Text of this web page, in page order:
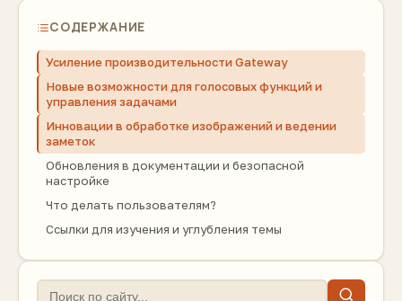
СОДЕРЖАНИЕ
Усиление производительности Gateway
Новые возможности для голосовых функций и
управления задачами
Инновации в обработке изображений и ведении
заметок
Обновления в документации и безопасной
настройке
Что делать пользователям?
Ссылки для изучения и углубления темы